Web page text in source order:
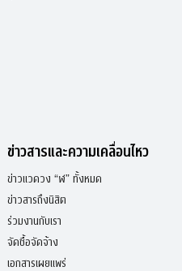
ข่าวสารและความเคลื่อนไหว
ข่าวแวดวง “ฬ” ทั้งหมด
ข่าวสารถึงนิสิต
ร่วมงานกับเรา
จัดซื้อจัดจ้าง
เอกสารเผยแพร่